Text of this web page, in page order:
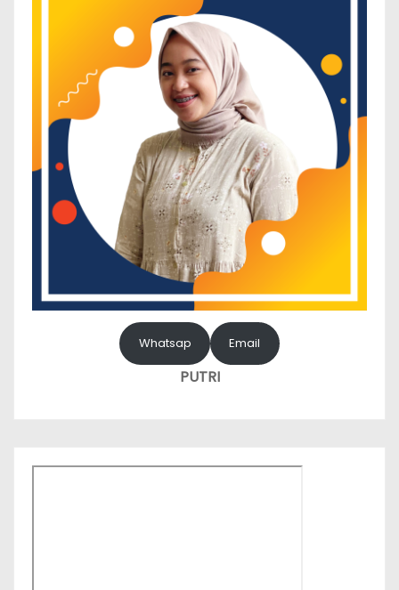
Whatsap Email
PUTRI